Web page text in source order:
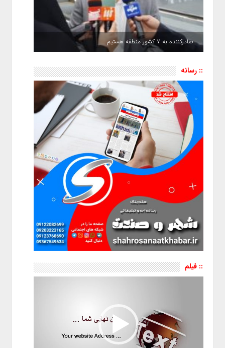
صادرکننده به ۷ کشور منطقه هستیم
:: رسانه
:: فیلم
نمایشگر